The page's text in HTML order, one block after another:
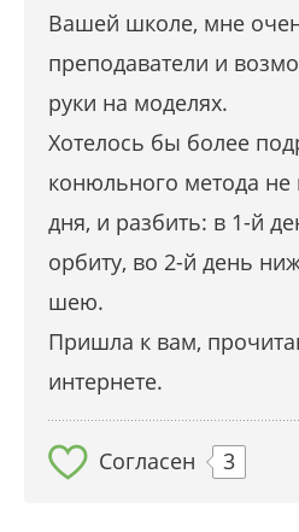
Вашей школе, мне
преподаватели и
руки на моделях.
Хотелось бы более
конюльного метода не
дня, и разбить: в 1-й
орбиту, во 2-й день
шею.
Пришла к вам,
интернете.
Согласен 3